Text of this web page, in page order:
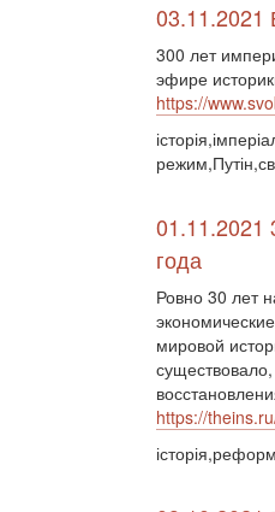
300 лет
эфире
https://
года
Ровно 30 лет
мировой
https://